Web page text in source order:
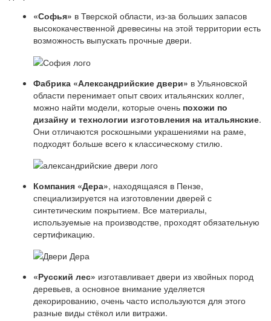
«Софья» в Тверской области, из-за больших запасов
высококачественной древесины на этой территории есть
возможность выпускать прочные двери.
Фабрика «Александрийские двери» в Ульяновской
области перенимает опыт своих итальянских коллег,
можно найти модели, которые очень похожи по
дизайну и технологии изготовления на итальянские.
Они отличаются роскошными украшениями на раме,
подходят больше всего к классическому стилю.
Компания «Дера», находящаяся в Пензе,
специализируется на изготовлении дверей с
синтетическим покрытием. Все материалы,
используемые на производстве, проходят обязательную
сертификацию.
«Русский лес» изготавливает двери из хвойных пород
деревьев, а основное внимание уделяется
декорированию, очень часто используются для этого
разные виды стёкол или витражи.